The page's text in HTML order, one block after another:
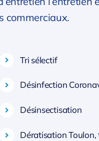
commerciaux.
Tri sélectif
Désinfection
Désinsectisation
Dératisation